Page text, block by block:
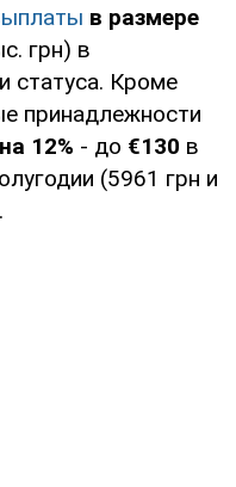
в размере
грн) в
статуса. Кроме
принадлежности
12% - до €130 в
(5961 грн и